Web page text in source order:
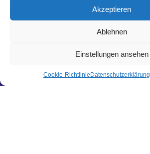
Akzeptieren
Ablehnen
Einstellungen ansehen
Cookie-Richtlinie Datenschutzerklärung
Hagl Recycling GmbH & Co. KG
Pittersdorf 13